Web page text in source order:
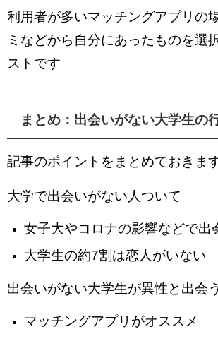
利用者が多いマッチングアプリの
ミなどから自分にあったものを選
ストです
まとめ：出会いがない大学生の
記事のポイントをまとめておきま
大学で出会いがない人ついて
女子大やコロナの影響などで出
大学生の約7割は恋人がいない
出会いがない大学生が異性と出会
マッチングアプリがオススメ